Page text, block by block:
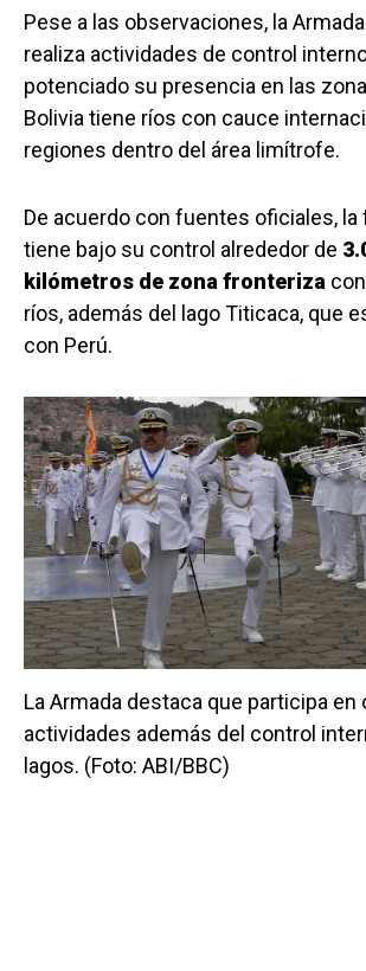
Pese a las observaciones, la
realiza actividades de control
potenciado su presencia en las
Bolivia tiene ríos con cauce
regiones dentro del área limítrofe.
De acuerdo con fuentes oficiales, la
tiene bajo su control alrededor de
kilómetros de zona fronteriza
ríos, además del lago Titicaca, que
con Perú.
La Armada destaca que participa en
actividades además del control
lagos. (Foto: ABI/BBC)